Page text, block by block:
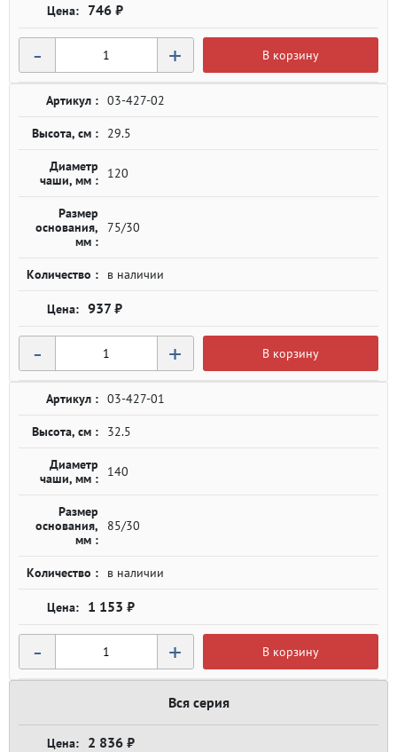
746 ₽
- + В корзину
Артикул : 03-427-02
Высота, см : 29.5
Диаметр
чаши, мм :
120
Размер
основания,
мм :
75/30
Количество : в наличии
937 ₽
- + В корзину
Артикул : 03-427-01
Высота, см : 32.5
Диаметр
чаши, мм :
140
Размер
основания,
мм :
85/30
Количество : в наличии
1 153 ₽
- + В корзину
Вся серия
2 836 ₽